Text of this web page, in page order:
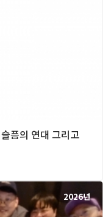
픔의 연대 그리고
2026년